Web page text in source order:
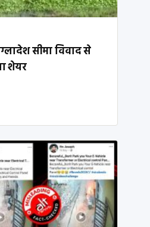
सीमा विवाद से
शेयर